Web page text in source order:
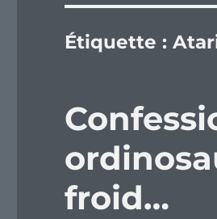
Étiquette :
froid…